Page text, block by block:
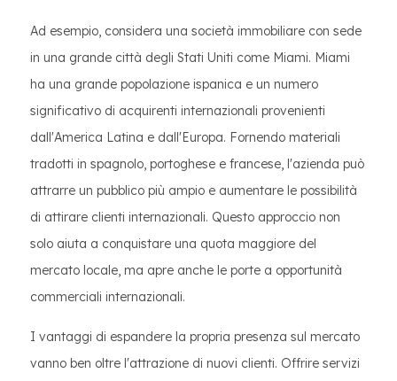
Ad esempio, considera una società immobiliare con sede
in una grande città degli Stati Uniti come Miami. Miami
ha una grande popolazione ispanica e un numero
significativo di acquirenti internazionali provenienti
dall'America Latina e dall'Europa. Fornendo materiali
tradotti in spagnolo, portoghese e francese, l'azienda può
attrarre un pubblico più ampio e aumentare le possibilità
di attirare clienti internazionali. Questo approccio non
solo aiuta a conquistare una quota maggiore del
mercato locale, ma apre anche le porte a opportunità
commerciali internazionali.
I vantaggi di espandere la propria presenza sul mercato
vanno ben oltre l'attrazione di nuovi clienti. Offrire servizi